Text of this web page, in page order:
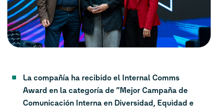
La compañía ha recibido el Internal Comms
Award en la categoría de “Mejor Campaña de
Comunicación Interna en Diversidad, Equidad e